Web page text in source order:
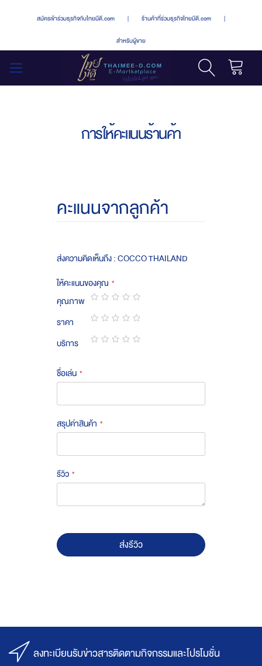
สมัครเข้าร่วมธุรกิจกับไทยมีดี.com | ร้านค้าที่ร่วมธุรกิจไทยมีดี.com |
สำหรับผู้ขาย
การให้คะแนนร้านค้า
คะแนนจากลูกค้า
ส่งความคิดเห็นถึง : COCCO THAILAND
ให้คะแนนของคุณ
คุณภาพ
1
star
2
stars
3
stars
4
stars
5
stars
ราคา
1
star
2
stars
3
stars
4
stars
5
stars
บริการ
ชื่อเล่น
สรุปค่าสินค้า
รีวิว
ส่งรีวิว
ลงทะเบียนรับข่าวสารติดตามกิจกรรมและโปรโมชั่น